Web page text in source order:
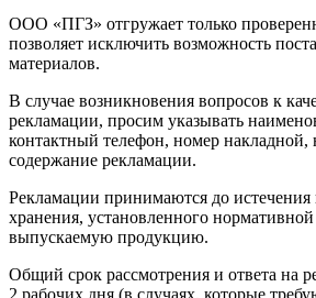
ООО «ПГЗ» отгружает только
позволяет исключить возможность
материалов.
В случае возникновения вопросов к
рекламации, просим указывать
контактный телефон, номер накладной,
содержание рекламации.
Рекламации принимаются до истечения
хранения, установленного
выпускаемую продукцию.
Общий срок рассмотрения и ответа на